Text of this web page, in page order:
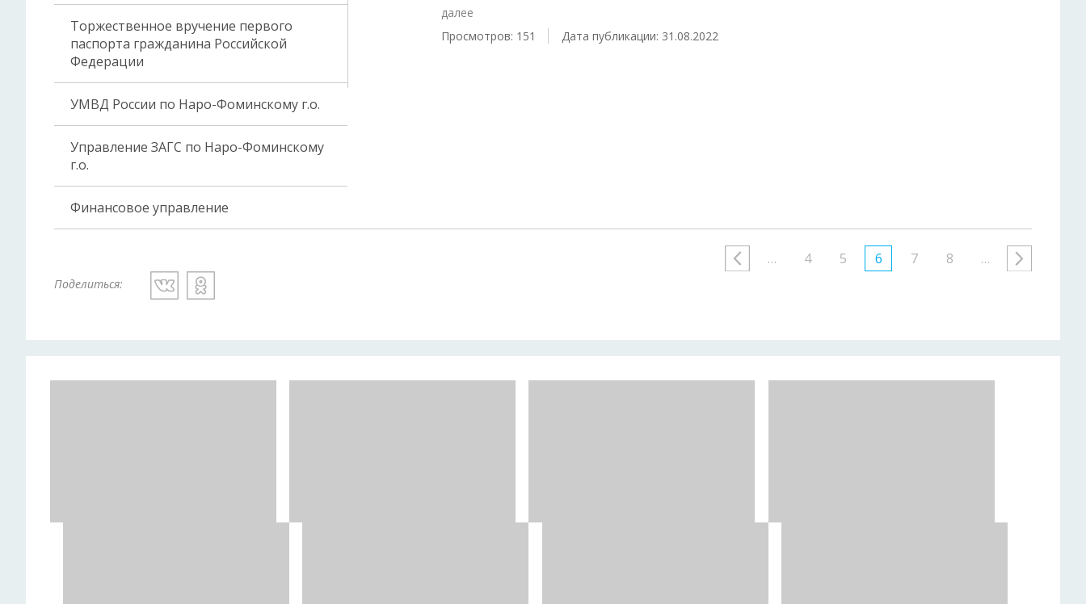
Торжественное вручение первого
паспорта гражданина Российской
Федерации
УМВД России по Наро-Фоминскому г.о.
Управление ЗАГС по Наро-Фоминскому
г.о.
Финансовое управление
далее
Просмотров: 151
Дата публикации: 31.08.2022
… 4 5 6 7 8 …
Поделиться: